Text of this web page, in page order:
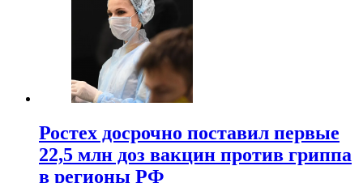
Ростех досрочно поставил первые
22,5 млн доз вакцин против гриппа
в регионы РФ